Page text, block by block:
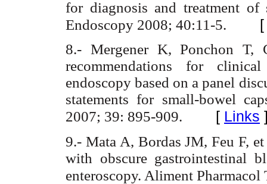
for diagnosis and treatment of
Endoscopy 2008; 40:11-5.
8.- Mergener K, Ponchon T,
recommendations for
endoscopy based on a panel
statements for small-bowel
2007; 39: 895-909. [ Links
9.- Mata A, Bordas JM, Feu F,
with obscure gastrointestinal
enteroscopy. Aliment